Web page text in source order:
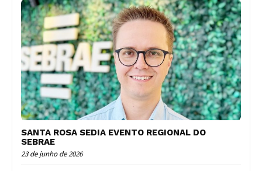
SANTA ROSA SEDIA EVENTO REGIONAL DO
SEBRAE
23 de junho de 2026